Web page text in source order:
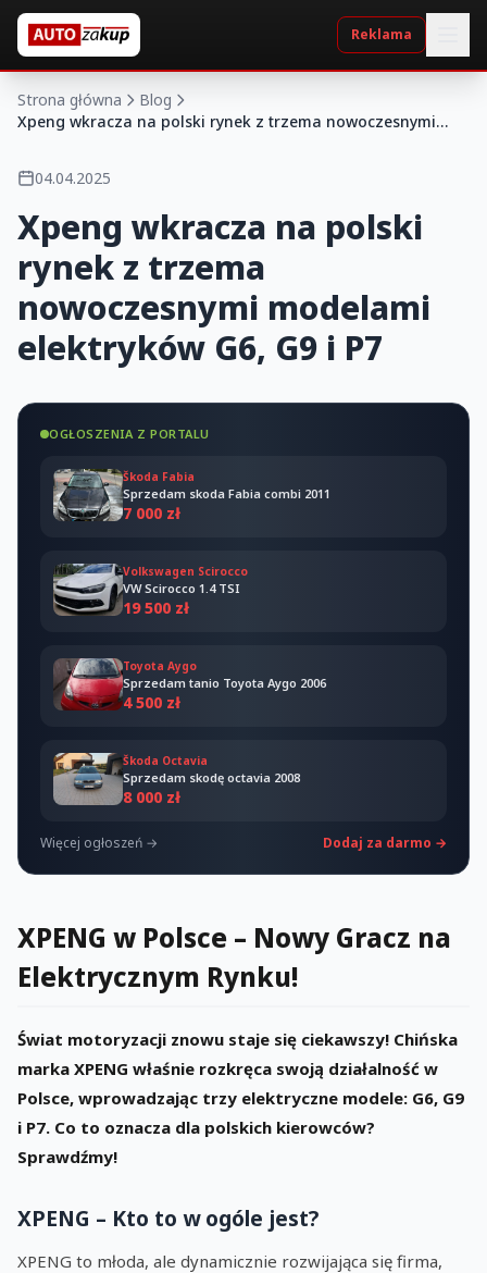
Reklama
Strona główna
Blog
Xpeng wkracza na polski rynek z trzema nowoczesnymi
04.04.2025
Xpeng wkracza na polski
rynek z trzema
nowoczesnymi modelami
elektryków G6, G9 i P7
OGŁOSZENIA Z PORTALU
Škoda Fabia
Sprzedam skoda Fabia combi 2011
7 000 zł
Volkswagen Scirocco
VW Scirocco 1.4 TSI
19 500 zł
Toyota Aygo
Sprzedam tanio Toyota Aygo 2006
4 500 zł
Škoda Octavia
Sprzedam skodę octavia 2008
8 000 zł
Więcej ogłoszeń → Dodaj za darmo →
XPENG w Polsce – Nowy Gracz na
Elektrycznym Rynku!
Świat motoryzacji znowu staje się ciekawszy! Chińska
marka XPENG właśnie rozkręca swoją działalność w
Polsce, wprowadzając trzy elektryczne modele: G6, G9
i P7. Co to oznacza dla polskich kierowców?
Sprawdźmy!
XPENG – Kto to w ogóle jest?
XPENG to młoda, ale dynamicznie rozwijająca się firma,